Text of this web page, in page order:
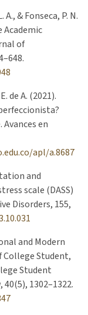
A., & Fonseca, P. N.
Academic
of
de A. (2021).
en
apl/a.8687
and
scale (DASS)
Disorders, 155,
and Modern
College Student,
Student
1302–1322.